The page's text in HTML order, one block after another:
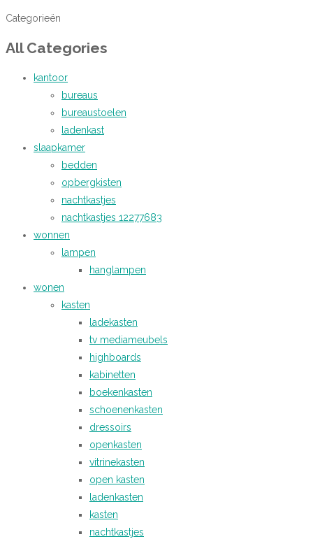
Categorieën
All Categories
kantoor
bureaus
bureaustoelen
ladenkast
slaapkamer
bedden
opbergkisten
nachtkastjes
nachtkastjes 12277683
wonnen
lampen
hanglampen
wonen
kasten
ladekasten
tv mediameubels
highboards
kabinetten
boekenkasten
schoenenkasten
dressoirs
openkasten
vitrinekasten
open kasten
ladenkasten
kasten
nachtkastjes